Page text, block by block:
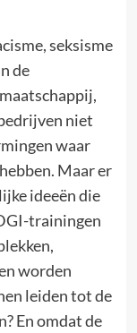
seksisme
de
niet
waar
Maar er
ideeën die
trainingen
worden
leiden tot de
En omdat de